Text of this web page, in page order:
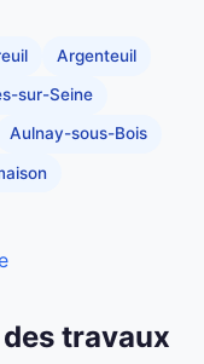
Argenteuil
sur-Seine
Aulnay-sous-Bois
travaux